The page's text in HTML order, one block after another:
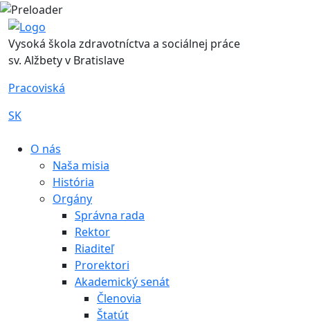
Vysoká škola zdravotníctva a sociálnej práce
sv. Alžbety v Bratislave
Pracoviská
SK
O nás
Naša misia
História
Orgány
Správna rada
Rektor
Riaditeľ
Prorektori
Akademický senát
Členovia
Štatút